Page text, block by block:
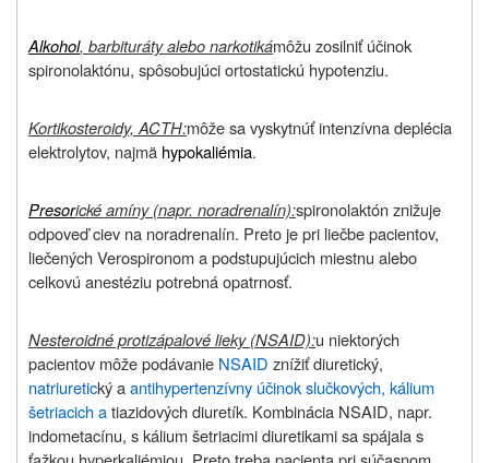
Alkohol, barbituráty alebo narkotikámôžu zosilniť účinok
spironolaktónu, spôsobujúci ortostatickú hypotenziu.
Kortikosteroidy, ACTH:môže sa vyskytnúť intenzívna deplécia
elektrolytov, najmä hypokaliémia.
Presorické amíny (napr. noradrenalín):spironolaktón znižuje
odpoveď ciev na noradrenalín. Preto je pri liečbe pacientov,
liečených Verospironom a podstupujúcich miestnu alebo
celkovú anestéziu potrebná opatrnosť.
Nesteroidné protizápalové lieky (NSAID):u niektorých
pacientov môže podávanie NSAID znížiť diuretický,
natriuretický aantihypertenzívny účinok slučkových, kálium
šetriacich atiazidových diuretík. Kombinácia NSAID, napr.
indometacínu, s kálium šetriacimi diuretikami sa spájala s